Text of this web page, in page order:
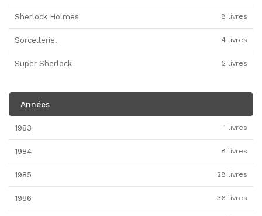
Sherlock Holmes 8 livres
Sorcellerie! 4 livres
Super Sherlock 2 livres
Années
1983 1 livres
1984 8 livres
1985 28 livres
1986 36 livres